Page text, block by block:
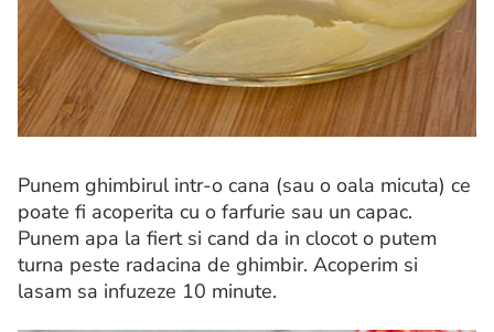
Punem ghimbirul intr-o cana (sau o oala micuta) ce
poate fi acoperita cu o farfurie sau un capac.
Punem apa la fiert si cand da in clocot o putem
turna peste radacina de ghimbir. Acoperim si
lasam sa infuzeze 10 minute.